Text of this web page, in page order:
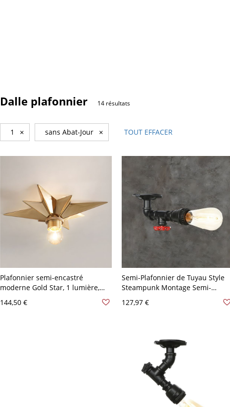
Dalle plafonnier 14 résultats
1 × sans Abat-Jour × TOUT EFFACER
Plafonnier semi-encastré
moderne Gold Star, 1 lumière,
LED/incandescent/fluorescent -
144,50 €
Semi-Plafonnier de Tuyau Style
Steampunk Montage Semi-
Encastré en Métal Noir - 110 V-
120 V Style 1
127,97 €